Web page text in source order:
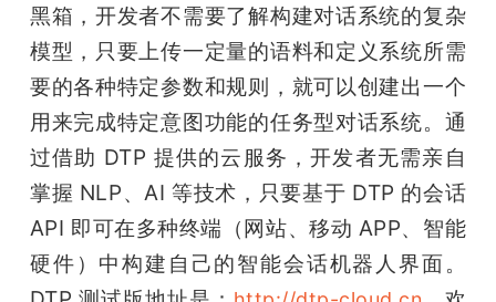
黑箱，开发者不需要了解构建对话系统的复杂
模型，只要上传一定量的语料和定义系统所需
要的各种特定参数和规则，就可以创建出一个
用来完成特定意图功能的任务型对话系统。通
过借助 DTP 提供的云服务，开发者无需亲自
掌握 NLP、AI 等技术，只要基于 DTP 的会话
API 即可在多种终端（网站、移动 APP、智能
硬件）中构建自己的智能会话机器人界面。